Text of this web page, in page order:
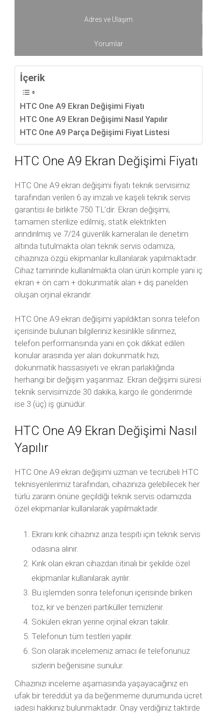
Adres ve Ulaşım
Yorumlar
İçerik
HTC One A9 Ekran Değişimi Fiyatı
HTC One A9 Ekran Değişimi Nasıl Yapılır
HTC One A9 Parça Değişimi Fiyat Listesi
HTC One A9 Ekran Değişimi Fiyatı
HTC One A9 ekran değişimi fiyatı teknik servisimiz
tarafından verilen 6 ay imzalı ve kaşeli teknik servis
garantisi ile birlikte 750 TL’dir. Ekran değişimi,
tamamen sterilize edilmiş, statik elektrikten
arındırılmış ve 7/24 güvenlik kameraları ile denetim
altında tutulmakta olan teknik servis odamıza,
cihazınıza özgü ekipmanlar kullanılarak yapılmaktadır.
Cihaz tamirinde kullanılmakta olan ürün komple yani iç
ekran + ön cam + dokunmatik alan + dış panelden
oluşan orjinal ekrandır.
HTC One A9 ekran değişimi yapıldıktan sonra telefon
içerisinde bulunan bilgileriniz kesinlikle silinmez,
telefon performansında yani en çok dikkat edilen
konular arasında yer alan dokunmatik hızı,
dokunmatik hassasiyeti ve ekran parlaklığında
herhangi bir değişim yaşanmaz. Ekran değişimi süresi
teknik servisimizde 30 dakika, kargo ile gönderimde
ise 3 (üç) iş günüdür.
HTC One A9 Ekran Değişimi Nasıl
Yapılır
HTC One A9 ekran değişimi uzman ve tecrübeli HTC
teknisyenlerimiz tarafından, cihazınıza gelebilecek her
türlü zararın önüne geçildiği teknik servis odamızda
özel ekipmanlar kullanılarak yapılmaktadır.
Ekranı kırık cihazınız arıza tespiti için teknik servis
odasına alınır.
Kırık olan ekran cihazdan itinalı bir şekilde özel
ekipmanlar kullanılarak ayrılır.
Bu işlemden sonra telefonun içerisinde biriken
toz, kir ve benzeri partiküller temizlenir.
Sökülen ekran yerine orjinal ekran takılır.
Telefonun tüm testleri yapılır.
Son olarak incelemeniz amacı ile telefonunuz
sizlerin beğenisine sunulur.
Cihazınızı inceleme aşamasında yaşayacağınız en
ufak bir tereddüt ya da beğenmeme durumunda ücret
iadesi hakkınız bulunmaktadır. Onay verdiğiniz taktirde